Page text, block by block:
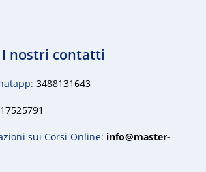
I nostri contatti
3488131643
sui Corsi Online: info@master-